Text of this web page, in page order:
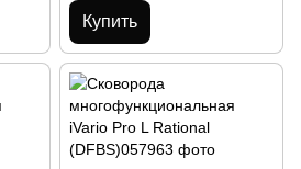
Купить